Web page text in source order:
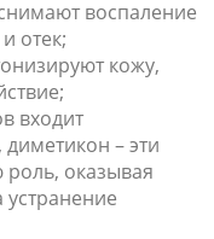
воспаление
отек;
кожу,
входит
– эти
оказывая